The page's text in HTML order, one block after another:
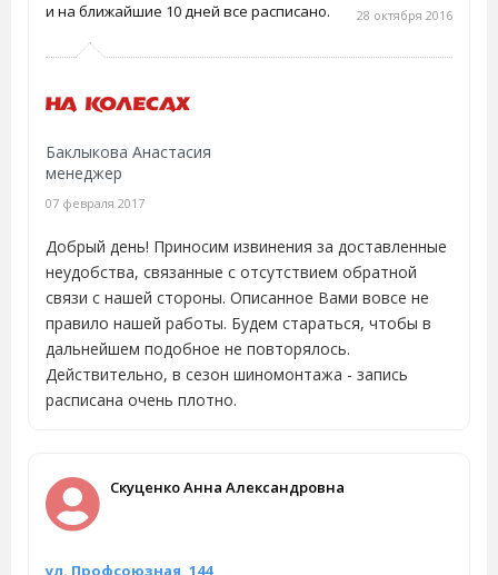
28 октября 2016
и на ближайшие 10 дней все расписано.
Баклыкова Анастасия
менеджер
07 февраля 2017
Добрый день! Приносим извинения за доставленные
неудобства, связанные с отсутствием обратной
связи с нашей стороны. Описанное Вами вовсе не
правило нашей работы. Будем стараться, чтобы в
дальнейшем подобное не повторялось.
Действительно, в сезон шиномонтажа - запись
расписана очень плотно.
Скуценко Анна Александровна
ул. Профсоюзная, 144